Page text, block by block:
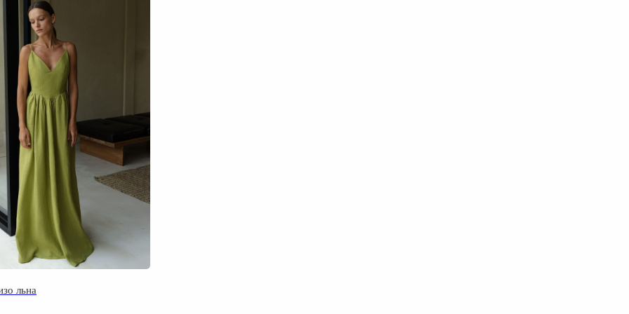
льна
Контакты
Частые вопросы
Возврат и обмен
Доставка и оплата
Покупателям